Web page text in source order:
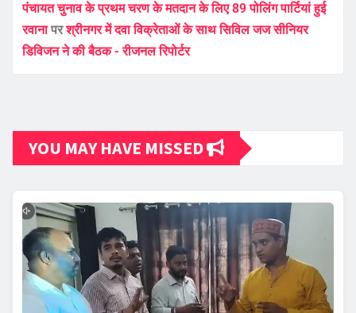
पंचायत चुनाव के प्रथम चरण के मतदान के लिए 89 पोलिंग पार्टियां हुई
रवानापरश्रीनगर में दवा विक्रेताओं के साथ सिविल जज सीनियर
डिविजन ने की बैठक - रीजनल रिपोर्टर
YOU MAY HAVE MISSED